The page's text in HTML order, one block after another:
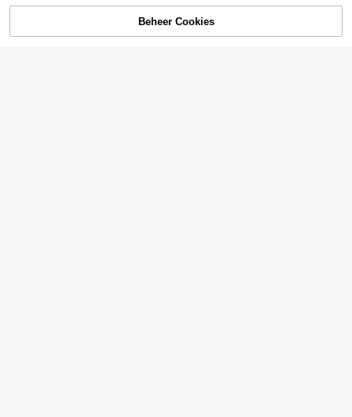
TOEVOEGEN AAN WINKELWAGEN
Beheer Cookies